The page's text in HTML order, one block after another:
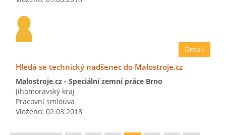
Detail
Hledá se technický nadšenec do Malostroje.cz
Malostroje.cz - Speciální zemní práce Brno
Jihomoravský kraj
Pracovní smlouva
Vloženo: 02.03.2018